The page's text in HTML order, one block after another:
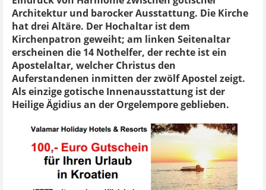
Architektur und barocker Ausstattung. Die Kirche
hat drei Altäre. Der Hochaltar ist dem
Kirchenpatron geweiht; am linken Seitenaltar
erscheinen die 14 Nothelfer, der rechte ist ein
Apostelaltar, welcher Christus den
Auferstandenen inmitten der zwölf Apostel zeigt.
Als einzige gotische Innenausstattung ist der
Heilige Ägidius an der Orgelempore geblieben.